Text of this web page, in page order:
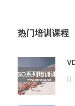
热门培训课程